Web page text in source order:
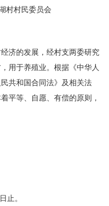
村民委员会
的发展，经村支两委研究
用于养殖业。根据《中华人
共和国合同法》及相关法
平等、自愿、有偿的原则，
止。